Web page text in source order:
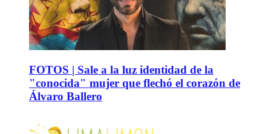
FOTOS | Sale a la luz identidad de la
"conocida" mujer que flechó el corazón de
Álvaro Ballero